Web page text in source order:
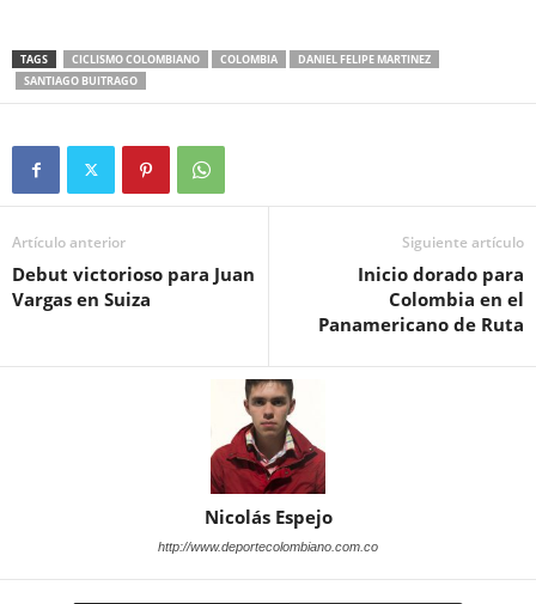
TAGS CICLISMO COLOMBIANO COLOMBIA
DANIEL FELIPE MARTINEZ
SANTIAGO BUITRAGO
Artículo anterior
Debut victorioso para Juan
Vargas en Suiza
Siguiente artículo
Inicio dorado para
Colombia en el
Panamericano de Ruta
Nicolás Espejo
http://www.deportecolombiano.com.co